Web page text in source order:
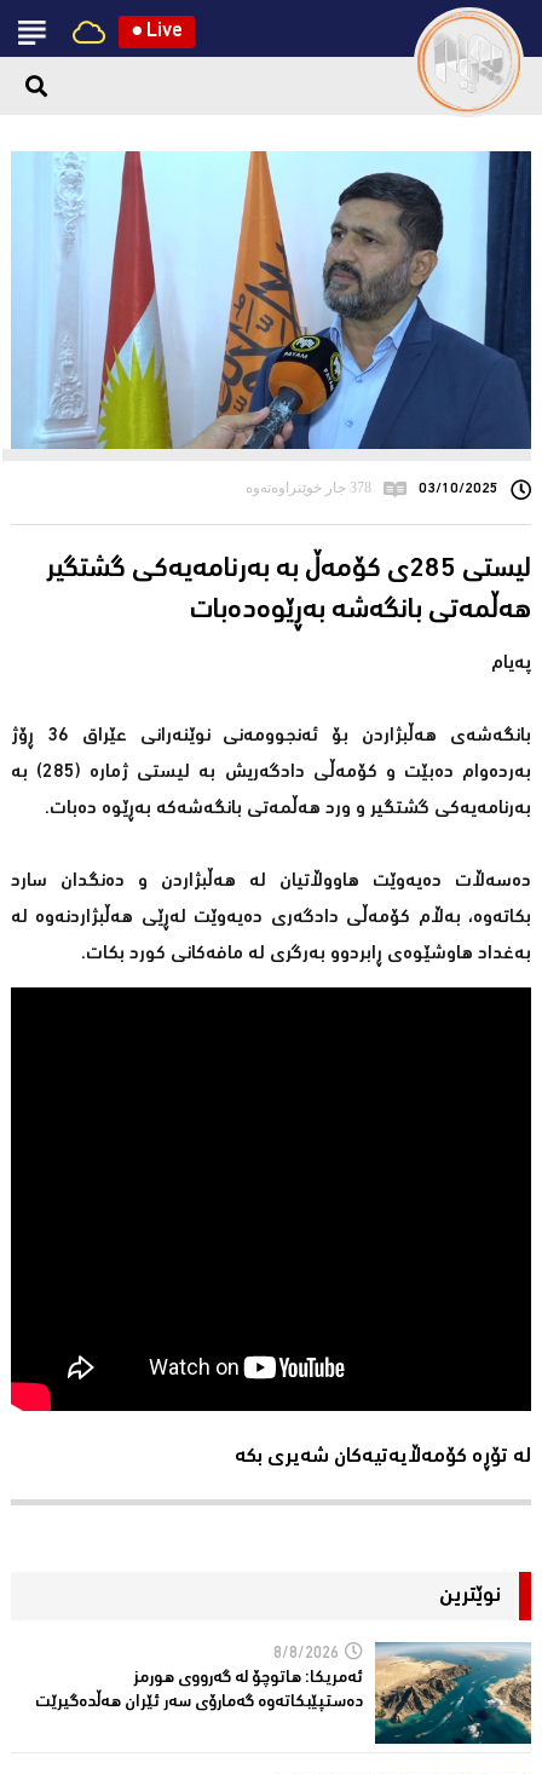
● Live
03/10/2025 378 جار خوێنراوەتەوە
لیستى 285ى کۆمەڵ بە بەرنامەیەكی گشتگیر
هەڵمەتی بانگەشە بەڕێوەدەبات
پەیام
بانگەشەی هەڵبژاردن بۆ ئەنجوومەنی نوێنەرانی عێراق 36 ڕۆژ
بەردەوام دەبێت و كۆمەڵی دادگەریش بە لیستی ژمارە (285) بە
بەرنامەیەكی گشتگیر و ورد هەڵمەتی بانگەشەكە بەڕێوە دەبات.
دەسەڵات دەیەوێت هاووڵاتیان لە هەڵبژاردن و دەنگدان سارد
بكاتەوە، بەڵام كۆمەڵی دادگەری دەیەوێت لەڕێی هەڵبژاردنەوە لە
بەغداد هاوشێوەی ڕابردوو بەرگری لە مافەكانی كورد بكات.
لە تۆڕە کۆمەڵایەتیەکان شەیری بکە
نوێترین
8/8/2026
ئەمریكا: هاتوچۆ لە گەرووی هورمز
دەستپێبكاتەوە گەمارۆی سەر ئێران هەڵدەگیرێت